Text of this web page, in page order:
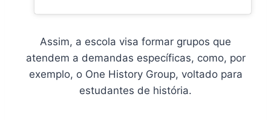
Assim, a escola visa formar grupos que
atendem a demandas específicas, como, por
exemplo, o One History Group, voltado para
estudantes de história.